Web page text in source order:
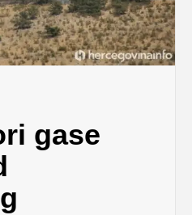
gase